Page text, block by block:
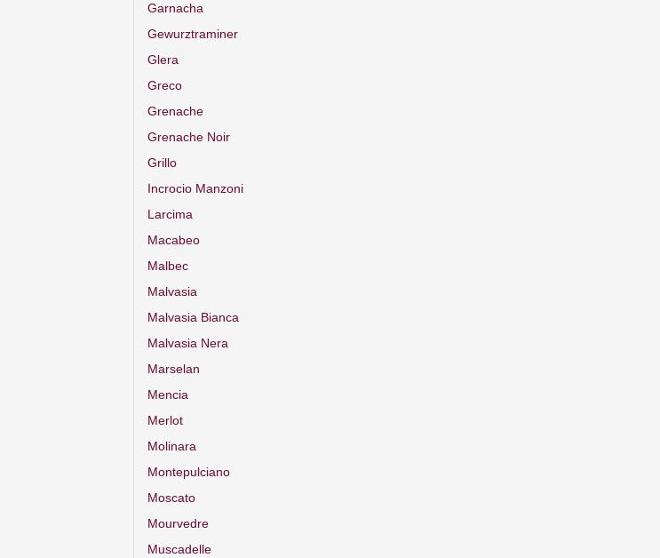
Garnacha
Gewurztraminer
Glera
Greco
Grenache
Grenache Noir
Grillo
Incrocio Manzoni
Larcima
Macabeo
Malbec
Malvasia
Malvasia Bianca
Malvasia Nera
Marselan
Mencia
Merlot
Molinara
Montepulciano
Moscato
Mourvedre
Muscadelle